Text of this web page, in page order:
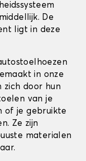
De
ligt in deze
in onze
zich door hun
van je
of je gebruikte
Ze zijn
materialen